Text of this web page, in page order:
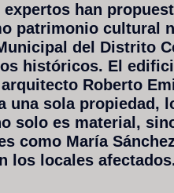
han
patrimonio cultural
del Distrito
históricos. El
Roberto
una sola propiedad,
solo es material,
como María
los locales